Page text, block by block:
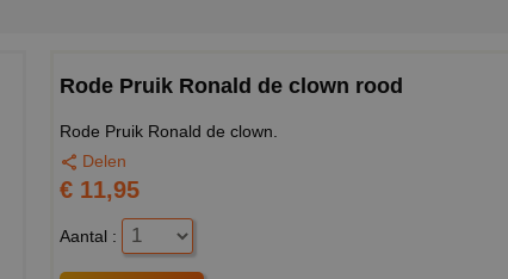
Rode Pruik Ronald de clown rood
Rode Pruik Ronald de clown.
Delen
€ 11,95
Aantal :